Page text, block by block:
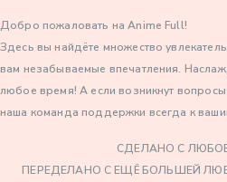
Добро пожаловать на Anime Full!
Здесь вы найдёте множество
вам незабываемые впечатления.
любое время! А если возникнут
наша команда поддержки всегда к
СДЕЛАНО С
ПЕРЕДЕЛАНО С ЕЩЁ БОЛЬШЕЙ